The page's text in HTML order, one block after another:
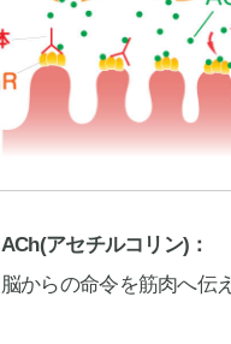
ACh(アセチルコリン)
脳からの命令を筋肉へ伝